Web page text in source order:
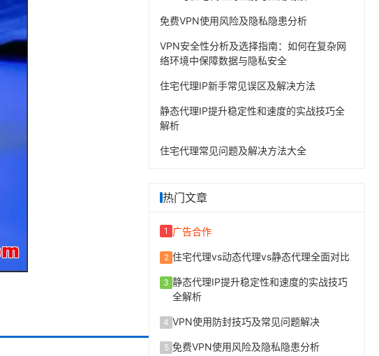
免费VPN使用风险及隐私隐患分析
VPN安全性分析及选择指南：如何在复杂网
络环境中保障数据与隐私安全
住宅代理IP新手常见误区及解决方法
静态代理IP提升稳定性和速度的实战技巧全
解析
住宅代理常见问题及解决方法大全
热门文章
1 广告合作
2 住宅代理vs动态代理vs静态代理全面对比
3 静态代理IP提升稳定性和速度的实战技巧
全解析
4 VPN使用防封技巧及常见问题解决
5 免费VPN使用风险及隐私隐患分析